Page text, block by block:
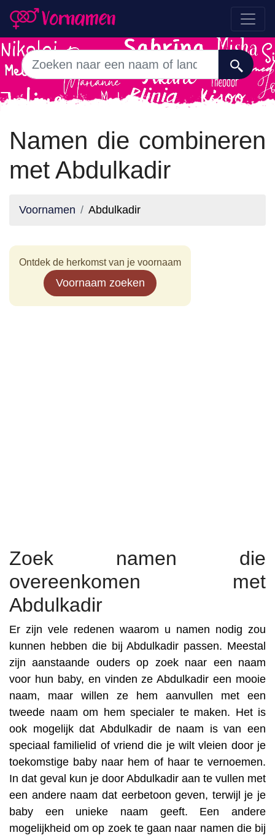
Namen die combineren
met Abdulkadir
Voornamen Abdulkadir
Ontdek de herkomst van je voornaam
Voornaam zoeken
Zoek namen die
overeenkomen met
Abdulkadir
Er zijn vele redenen waarom u namen nodig zou
kunnen hebben die bij Abdulkadir passen. Meestal
zijn aanstaande ouders op zoek naar een naam
voor hun baby, en vinden ze Abdulkadir een mooie
naam, maar willen ze hem aanvullen met een
tweede naam om hem specialer te maken. Het is
ook mogelijk dat Abdulkadir de naam is van een
speciaal familielid of vriend die je wilt vleien door je
toekomstige baby naar hem of haar te vernoemen.
In dat geval kun je door Abdulkadir aan te vullen met
een andere naam dat eerbetoon geven, terwijl je je
baby een unieke naam geeft. Een andere
mogelijkheid om op zoek te gaan naar namen die bij